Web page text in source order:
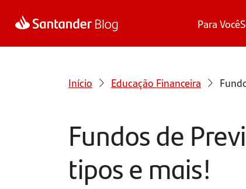
Para Você
Início Educação Financeira
Fundos de
tipos e mais!